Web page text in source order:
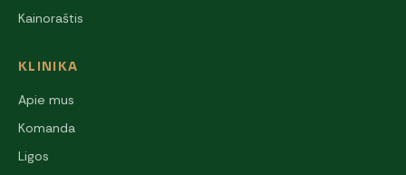
Kainoraštis
KLINIKA
Apie mus
Komanda
Ligos